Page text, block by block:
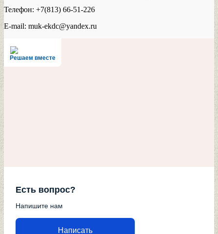
Телефон: +7(813) 66-51-226
E-mail: muk-ekdc@yandex.ru
Решаем вместе
Есть вопрос?
Напишите нам
Написать